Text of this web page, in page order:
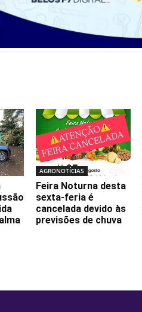
AGRONOTÍCIAS
Feira Noturna desta
sexta-feria é
cancelada devido às
previsões de chuva